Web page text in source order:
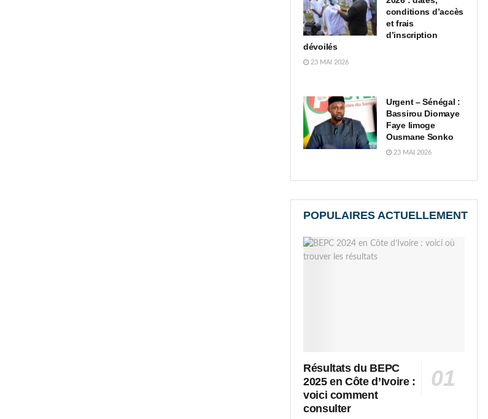
conditions d’accès
et frais
d’inscription
dévoilés
23 MAI 2026
Urgent – Sénégal :
Bassirou Diomaye
Faye limoge
Ousmane Sonko
23 MAI 2026
POPULAIRES ACTUELLEMENT
Résultats du BEPC
2025 en Côte d’Ivoire :
voici comment
consulter